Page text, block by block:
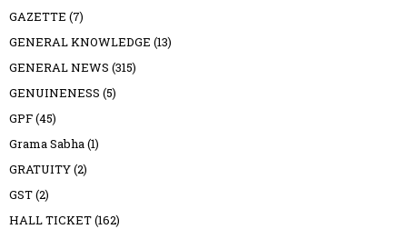
GAZETTE (7)
GENERAL KNOWLEDGE (13)
GENERAL NEWS (315)
GENUINENESS (5)
GPF(45)
Grama Sabha(1)
GRATUITY(2)
GST(2)
HALL TICKET(162)